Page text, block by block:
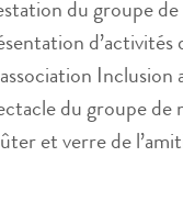
du groupe de
Inclusion
du groupe de
et verre de